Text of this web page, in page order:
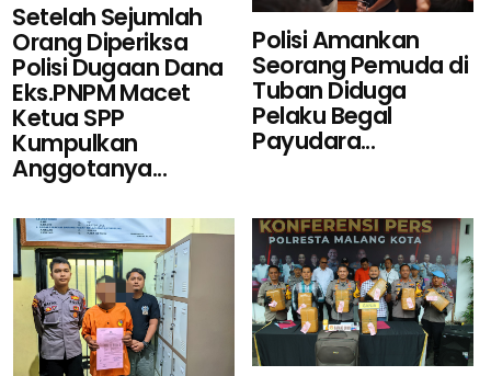
Setelah Sejumlah
Orang Diperiksa
Polisi Dugaan Dana
Eks.PNPM Macet
Ketua SPP
Kumpulkan
Anggotanya...
Polisi Amankan
Seorang Pemuda di
Tuban Diduga
Pelaku Begal
Payudara...